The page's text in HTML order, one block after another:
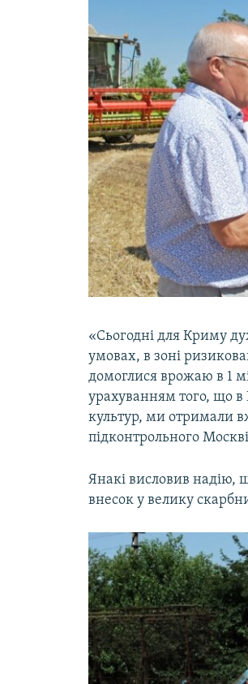
«Сьогодні для Криму
умовах, в зоні
домоглися врожаю в 1
урахуванням того, що в
культур, ми отримали
підконтрольного
Янакі висловив надію,
внесок у велику